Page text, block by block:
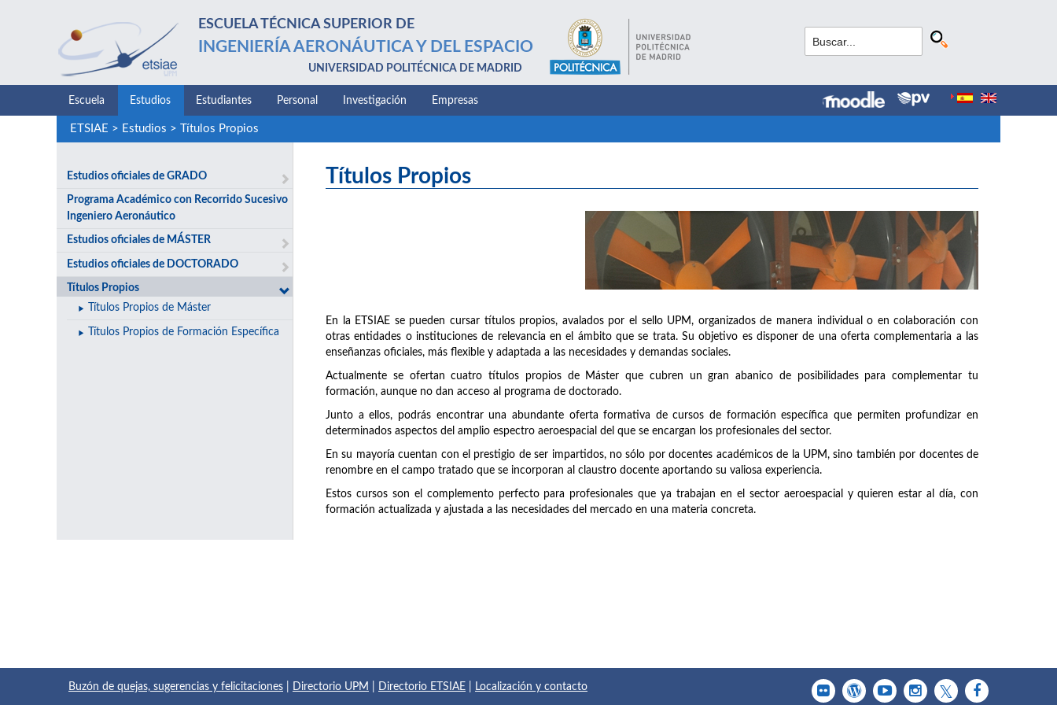
ESCUELA TÉCNICA SUPERIOR DE
INGENIERÍA AERONÁUTICA Y DEL ESPACIO
UNIVERSIDAD POLITÉCNICA DE MADRID
Escuela Estudios Estudiantes Personal Investigación Empresas
ETSIAE > Estudios > Títulos Propios
Estudios oficiales de GRADO
Programa Académico con Recorrido Sucesivo
Ingeniero Aeronáutico
Estudios oficiales de MÁSTER
Estudios oficiales de DOCTORADO
Títulos Propios
Títulos Propios de Máster
Títulos Propios de Formación Específica
Títulos Propios
En la ETSIAE se pueden cursar títulos propios, avalados por el sello UPM, organizados de manera individual o en colaboración con
otras entidades o instituciones de relevancia en el ámbito que se trata. Su objetivo es disponer de una oferta complementaria a las
enseñanzas oficiales, más flexible y adaptada a las necesidades y demandas sociales.
Actualmente se ofertan cuatro títulos propios de Máster que cubren un gran abanico de posibilidades para complementar tu
formación, aunque no dan acceso al programa de doctorado.
Junto a ellos, podrás encontrar una abundante oferta formativa de cursos de formación específica que permiten profundizar en
determinados aspectos del amplio espectro aeroespacial del que se encargan los profesionales del sector.
En su mayoría cuentan con el prestigio de ser impartidos, no sólo por docentes académicos de la UPM, sino también por docentes de
renombre en el campo tratado que se incorporan al claustro docente aportando su valiosa experiencia.
Estos cursos son el complemento perfecto para profesionales que ya trabajan en el sector aeroespacial y quieren estar al día, con
formación actualizada y ajustada a las necesidades del mercado en una materia concreta.
Buzón de quejas, sugerencias y felicitaciones Directorio UPM Directorio ETSIAE Localización y contacto